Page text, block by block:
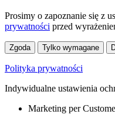
Prosimy o zapoznanie się z
prywatności przed
Zgoda Tylko wymagane
Polityka prywatności
Indywidualne ustawienia
Marketing per